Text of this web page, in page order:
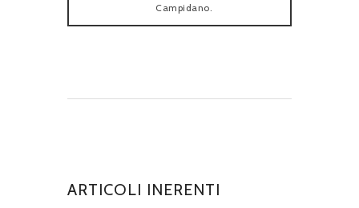
Campidano.
ARTICOLI INERENTI